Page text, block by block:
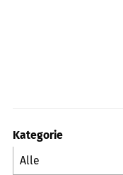
Kategorie